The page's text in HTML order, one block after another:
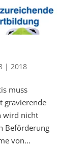
| 2018
muss
gravierende
wird nicht
Beförderung
von...